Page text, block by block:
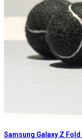
Samsung Galaxy Z